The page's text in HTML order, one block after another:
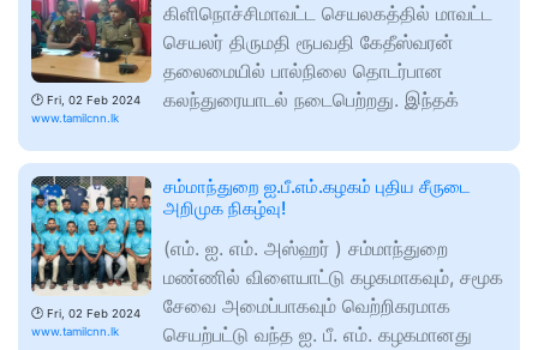
🕑 Fri, 02 Feb 2024
www.tamilcnn.lk
கிளிநொச்சிமாவட்ட செயலகத்தில் மாவட்ட
செயலர் திருமதி ரூபவதி கேதீஸ்வரன்
தலைமையில் பால்நிலை தொடர்பான
கலந்துரையாடல் நடைபெற்றது. இந்தக்
🕑 Fri, 02 Feb 2024
www.tamilcnn.lk
சம்மாந்துறை ஐ.பீ.எம்.கழகம் புதிய சீருடை
அறிமுக நிகழ்வு!
(எம். ஐ. எம். அஸ்ஹர் ) சம்மாந்துறை
மண்ணில் விளையாட்டு கழகமாகவும், சமூக
சேவை அமைப்பாகவும் வெற்றிகரமாக
செயற்பட்டு வந்த ஐ. பீ. எம். கழகமானது